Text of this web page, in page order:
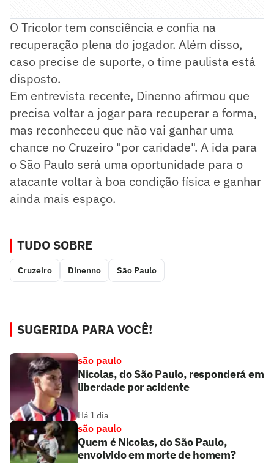
O Tricolor tem consciência e confia na
recuperação plena do jogador. Além disso,
caso precise de suporte, o time paulista está
disposto.
Em entrevista recente, Dinenno afirmou que
precisa voltar a jogar para recuperar a forma,
mas reconheceu que não vai ganhar uma
chance no Cruzeiro "por caridade". A ida para
o São Paulo será uma oportunidade para o
atacante voltar à boa condição física e ganhar
ainda mais espaço.
TUDO SOBRE
Cruzeiro Dinenno São Paulo
SUGERIDA PARA VOCÊ!
são paulo
Nicolas, do São Paulo, responderá em
liberdade por acidente
Há 1 dia
são paulo
Quem é Nicolas, do São Paulo,
envolvido em morte de homem?